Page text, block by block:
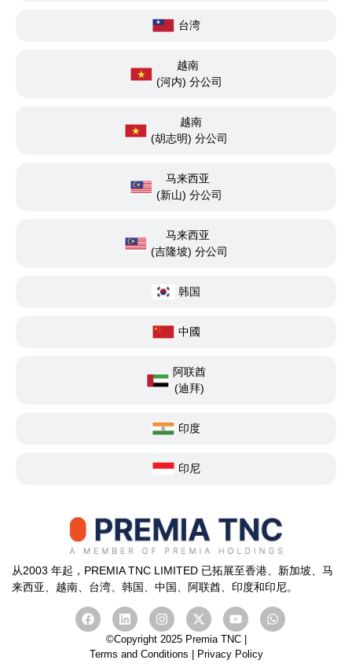
台湾
越南
(河内) 分公司
越南
(胡志明) 分公司
马来西亚
(新山) 分公司
马来西亚
(吉隆坡) 分公司
韩国
中國
阿联酋
(迪拜)
印度
印尼
从2003 年起，PREMIA TNC LIMITED 已拓展至香港、新加坡、马
来西亚、越南、台湾、韩国、中国、
阿联酋 、印度和印尼。
©Copyright 2025 Premia TNC |
Terms and Conditions
Privacy Policy